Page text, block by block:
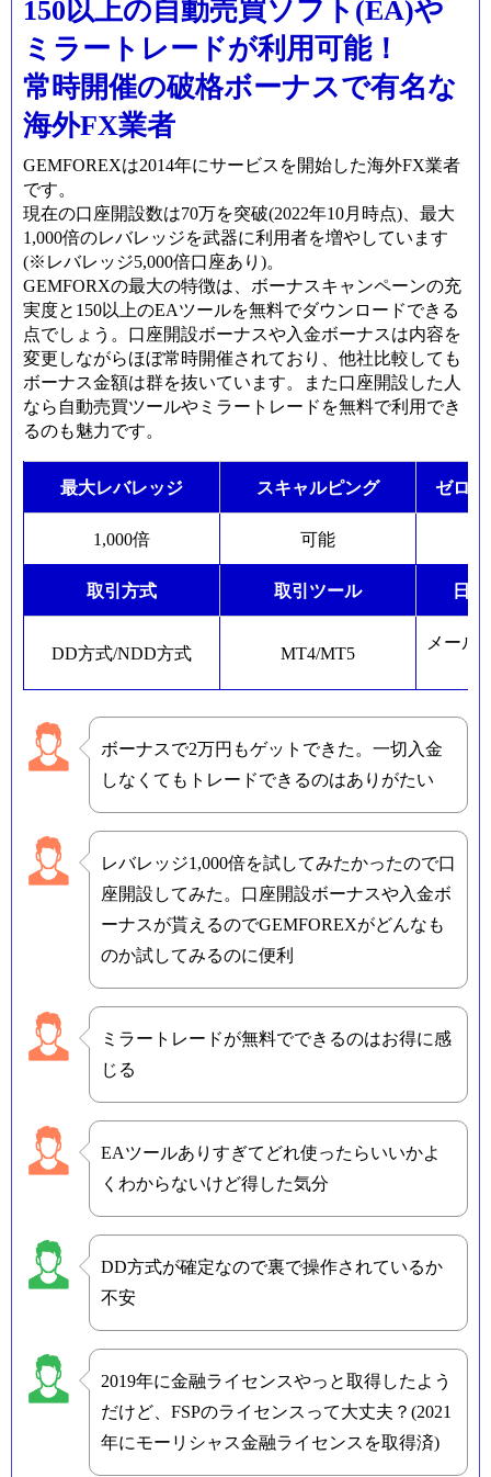
150以上の自動売買ソフト(EA)や
ミラートレードが利用可能！
常時開催の破格ボーナスで有名な
海外FX業者
GEMFOREXは2014年にサービスを開始した海外FX業者
です。
現在の口座開設数は70万を突破(2022年10月時点)、最大
1,000倍のレバレッジを武器に利用者を増やしています
(※レバレッジ5,000倍口座あり )。
GEMFORXの最大の特徴は、ボーナスキャンペーンの充
実度と150以上のEAツールを無料でダウンロードできる
点でしょう。口座開設ボーナスや入金ボーナスは内容を
変更しながらほぼ常時開催されており、他社比較しても
ボーナス金額は群を抜いています。また口座開設した人
なら自動売買ツールやミラートレードを無料で利用でき
るのも魅力です。
最大レバレッジ スキャルピング ゼロ
1,000倍 可能
取引方式 取引ツール 日
DD方式/NDD方式 MT4/MT5
メール
ボーナスで2万円もゲットできた。一切入金
しなくてもトレードできるのはありがたい
レバレッジ1,000倍を試してみたかったので口
座開設してみた。口座開設ボーナスや入金ボ
ーナスが貰えるのでGEMFOREXがどんなも
のか試してみるのに便利
ミラートレードが無料でできるのはお得に感
じる
EAツールありすぎてどれ使ったらいいかよ
くわからないけど得した気分
DD方式が確定なので裏で操作されているか
不安
2019年に金融ライセンスやっと取得したよう
だけど、FSPのライセンスって大丈夫？(2021
年にモーリシャス金融ライセンスを取得済)